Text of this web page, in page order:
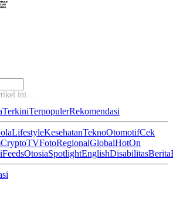
TerkiniTerpopulerRekomendasi
LifestyleKesehatanTeknoOtomotifCek
CryptoTVFotoRegionalGlobalHotOn
FeedsOtosiaSpotlightEnglishDisabilitasBerita